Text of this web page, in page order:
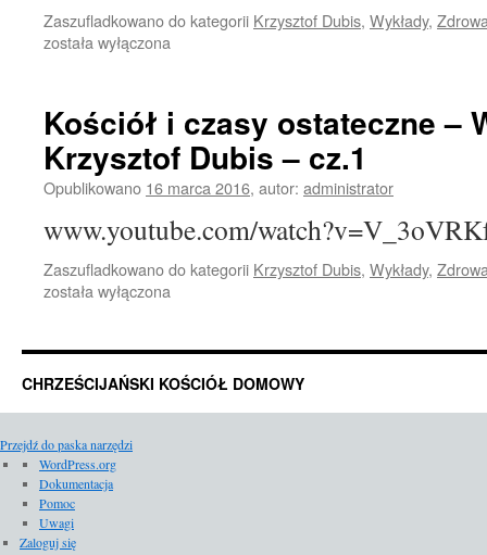
Zaszufladkowano do kategorii Krzysztof Dubis, Wykłady,
została wyłączona
Kościół i czasy ostateczne –
Krzysztof Dubis – cz.1
Opublikowano 16 marca 2016, autor: administrator
www.youtube.com/
Zaszufladkowano do kategorii Krzysztof Dubis, Wykłady,
została wyłączona
CHRZEŚCIJAŃSKI KOŚCIÓŁ DOMOWY
Przejdź do paska narzędzi
O
WordPressie
WordPress.org
Dokumentacja
Pomoc
Uwagi
Zaloguj się